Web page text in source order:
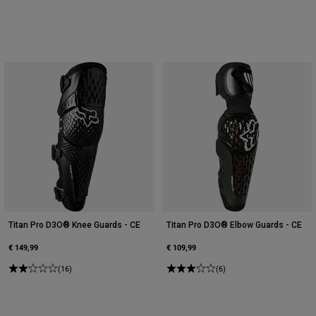
Titan Pro D3O® Knee Guards - CE
€ 149,99
(16)
Titan Pro D3O® Elbow Guards - CE
€ 109,99
(6)